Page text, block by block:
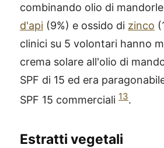
combinando olio di
d'api (9%) e ossido di zinco
clinici su 5 volontari hanno
crema solare all'olio di
SPF di 15 ed era
SPF 15 commerciali 13.
Estratti vegetali